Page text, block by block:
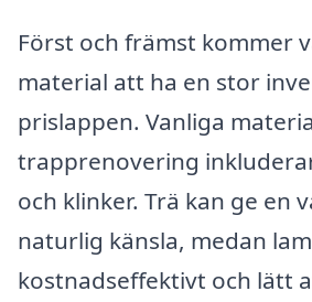
Först och främst kommer
material att ha en stor
prislappen. Vanliga
trapprenovering
och klinker. Trä kan ge en
naturlig känsla, medan
kostnadseffektivt och lätt